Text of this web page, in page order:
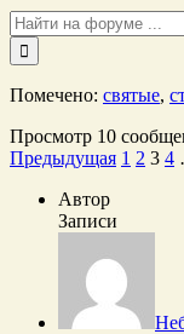
Поиск:
Помечено: святые,
Просмотр 10
Предыдущая 1 2 3 4
Автор
Записи